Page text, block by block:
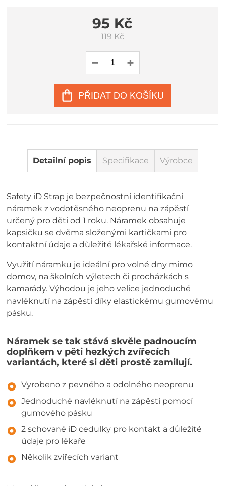
95 Kč
119 Kč
PŘIDAT DO KOŠÍKU
Detailní popis Specifikace Výrobce
Safety iD Strap je bezpečnostní identifikační
náramek z vodotěsného neoprenu na zápěstí
určený pro děti od 1 roku. Náramek obsahuje
kapsičku se dvěma složenými kartičkami pro
kontaktní údaje a důležité lékařské informace.
Využití náramku je ideální pro volné dny mimo
domov, na školních výletech či procházkách s
kamarády. Výhodou je jeho velice jednoduché
navléknutí na zápěstí díky elastickému gumovému
pásku.
Náramek se tak stává skvěle padnoucím
doplňkem v pěti hezkých zvířecích
variantách, které si děti prostě zamilují.
Vyrobeno z pevného a odolného neoprenu
Jednoduché navléknutí na zápěstí pomocí
gumového pásku
2 schované iD cedulky pro kontakt a důležité
údaje pro lékaře
Několik zvířecích variant